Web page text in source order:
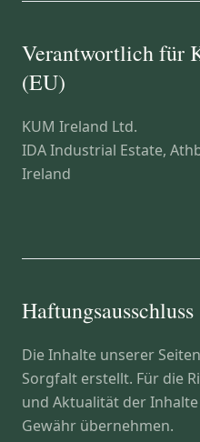
Verantwortlich für
(EU)
KUM Ireland Ltd.
IDA Industrial Estate,
Ireland
Haftungsausschluss
Die Inhalte unserer
Sorgfalt erstellt. Für die
und Aktualität der
Gewähr übernehmen.